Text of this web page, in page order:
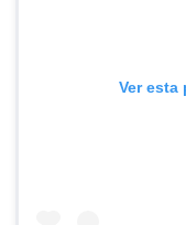
Ver esta